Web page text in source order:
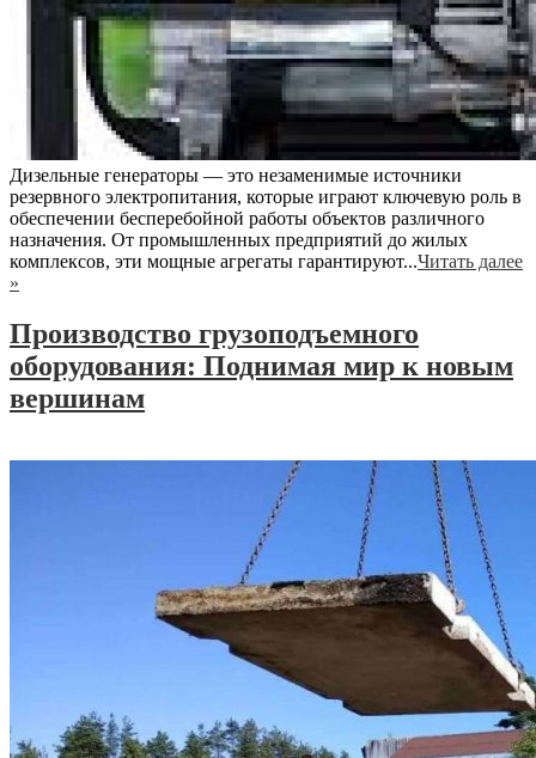
Дизельные генераторы — это незаменимые источники
резервного электропитания, которые играют ключевую роль в
обеспечении бесперебойной работы объектов различного
назначения. От промышленных предприятий до жилых
комплексов, эти мощные агрегаты гарантируют...Читать далее
»
Производство грузоподъемного
оборудования: Поднимая мир к новым
вершинам